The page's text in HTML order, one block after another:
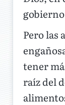
Pero las
tener
raíz del